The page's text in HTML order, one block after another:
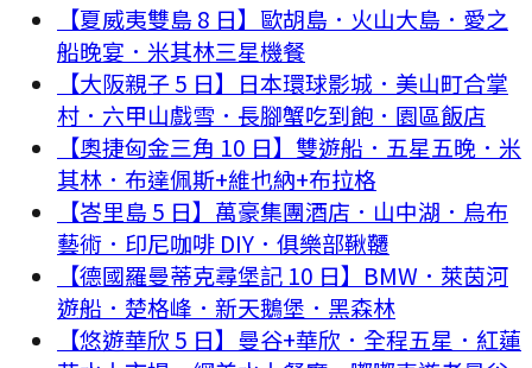
【夏威夷雙島 8 日】歐胡島．火山大島．愛之
船晚宴．米其林三星機餐
【大阪親子 5 日】日本環球影城．美山町合掌
村．六甲山戲雪．長腳蟹吃到飽．園區飯店
【奧捷匈金三角 10 日】雙遊船．五星五晚．米
其林．布達佩斯+維也納+布拉格
【峇里島 5 日】萬豪集團酒店．山中湖．烏布
藝術．印尼咖啡 DIY．俱樂部鞦韆
【德國羅曼蒂克尋堡記 10 日】BMW．萊茵河
遊船．楚格峰．新天鵝堡．黑森林
【悠遊華欣 5 日】曼谷+華欣．全程五星．紅蓮